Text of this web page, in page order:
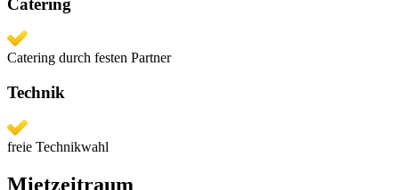
Catering durch festen Partner
Technik
freie Technikwahl
Mietzeitraum